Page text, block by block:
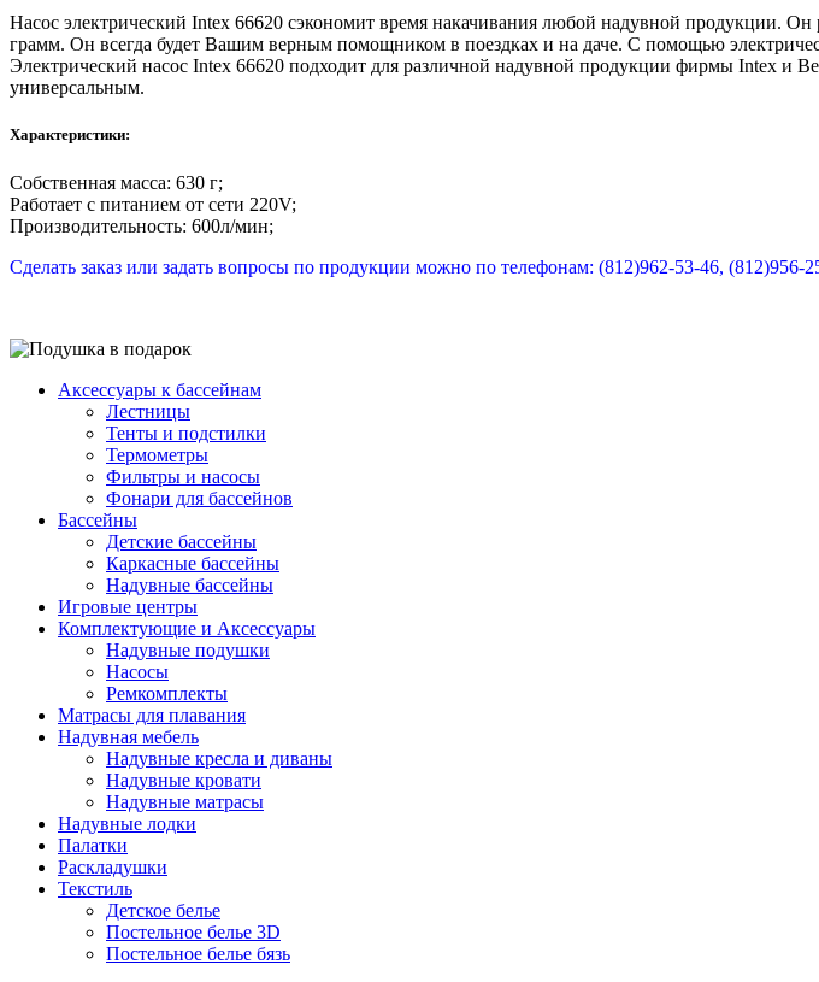
Насос электрический Intex 66620 сэкономит время накачивания любой надувной продукции. Он
грамм. Он всегда будет Вашим верным помощником в поездках и на даче. С помощью
Электрический насос Intex 66620 подходит для различной надувной продукции фирмы Intex и
универсальным.
Характеристики:
Собственная масса: 630 г;
Работает с питанием от сети 220V;
Производительность: 600л/мин;
Сделать заказ или задать вопросы по продукции можно по телефонам: (812)962-53-46,
Аксессуары к бассейнам
Лестницы
Тенты и подстилки
Термометры
Фильтры и насосы
Фонари для бассейнов
Бассейны
Детские бассейны
Каркасные бассейны
Надувные бассейны
Игровые центры
Комплектующие и Аксессуары
Надувные подушки
Насосы
Ремкомплекты
Матрасы для плавания
Надувная мебель
Надувные кресла и диваны
Надувные кровати
Надувные матрасы
Надувные лодки
Палатки
Раскладушки
Текстиль
Детское белье
Постельное белье 3D
Постельное белье бязь